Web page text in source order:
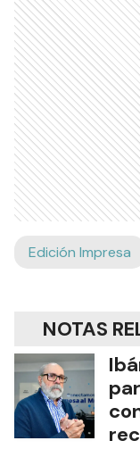
Edición Impresa
NOTAS